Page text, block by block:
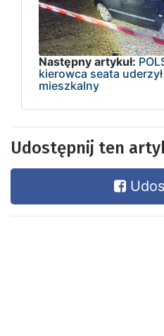
Następny artykuł:
kierowca seata
mieszkalny
Udostępnij ten